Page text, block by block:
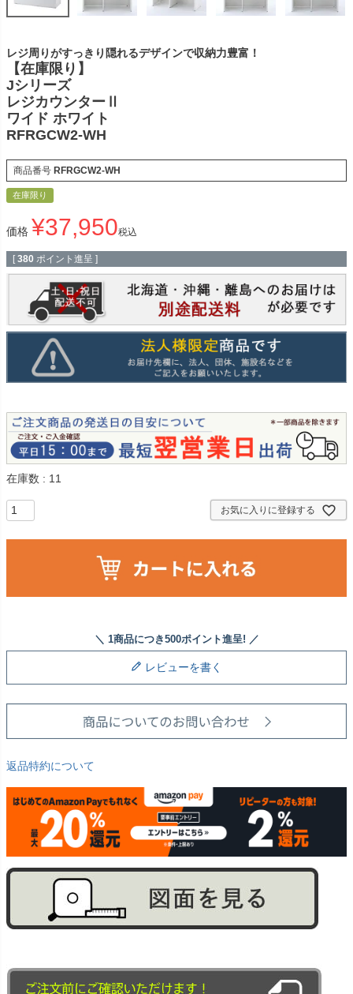
レジ周りがすっきり隠れるデザインで収納力豊富！
【在庫限り】
Jシリーズ
レジカウンターⅡ
ワイド ホワイト
RFRGCW2-WH
商品番号 RFRGCW2-WH
在庫限り
価格 ¥37,950税込
[ 380 ポイント進呈 ]
在庫数 11
お気に入りに登録する
レビューを書く
返品特約について